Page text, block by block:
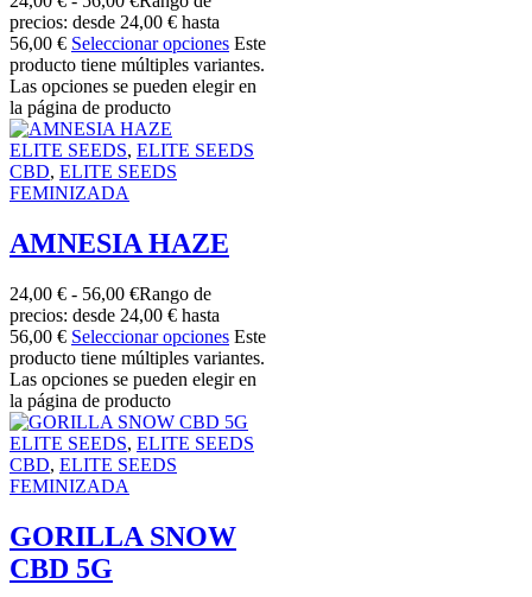
precios: desde 24,00 € hasta
56,00 € Seleccionar opciones Este
producto tiene múltiples variantes.
Las opciones se pueden elegir en
la página de producto
ELITE SEEDS, ELITE SEEDS
CBD, ELITE SEEDS
FEMINIZADA
AMNESIA HAZE
24,00 € - 56,00 €Rango de
precios: desde 24,00 € hasta
56,00 € Seleccionar opciones Este
producto tiene múltiples variantes.
Las opciones se pueden elegir en
la página de producto
ELITE SEEDS, ELITE SEEDS
CBD, ELITE SEEDS
FEMINIZADA
GORILLA SNOW
CBD 5G